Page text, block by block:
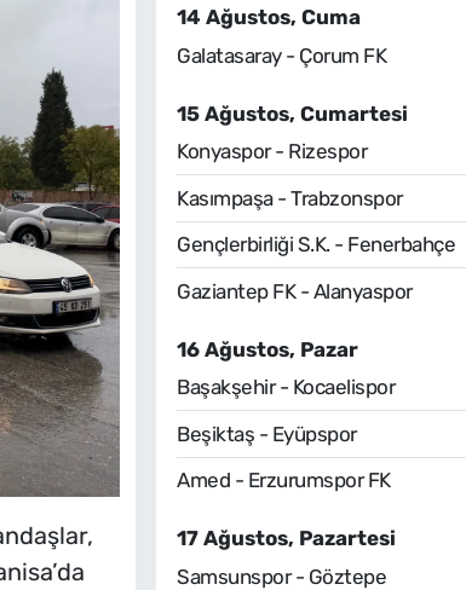
14 Ağustos, Cuma
Galatasaray - Çorum FK
15 Ağustos, Cumartesi
Konyaspor - Rizespor
Kasımpaşa - Trabzonspor
Gençlerbirliği S.K. - Fenerbahçe
Gaziantep FK - Alanyaspor
16 Ağustos, Pazar
Başakşehir - Kocaelispor
Beşiktaş - Eyüpspor
Amed - Erzurumspor FK
17 Ağustos, Pazartesi
Samsunspor - Göztepe